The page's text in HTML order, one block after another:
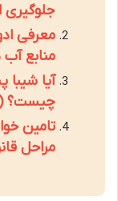
جلوگیری
معرفی
منابع
چیست؟
تامین
مراحل